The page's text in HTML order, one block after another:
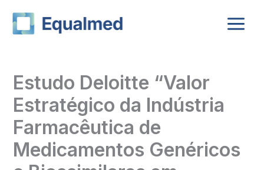
content
Estudo Deloitte “Valor
Estratégico da Indústria
Farmacêutica de
Medicamentos Genéricos